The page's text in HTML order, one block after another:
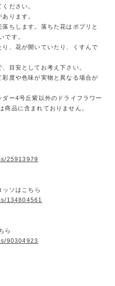
ださい。
ります。
ちします。落ちた花はポプリと
です。
、花が開いていたり、くすんで
目安としてお考え下さい。
度や色味が実物と異なる場合が
ー4号丘紫以外のドライフラワー
商品に含まれておりません。
25913979
ソはこちら
134804561
ら
90304923